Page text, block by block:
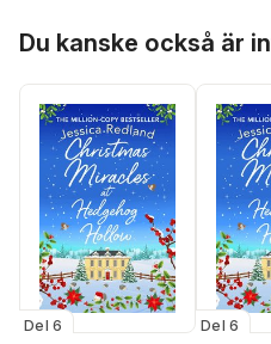
Du kanske också är
Del 6 Del 6